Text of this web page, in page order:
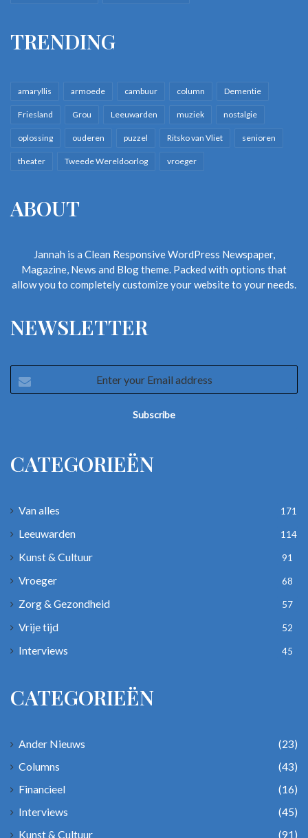
TRENDING
amaryllis armoede cambuur column Dementie
Friesland Grou Leeuwarden muziek nostalgie
oplossing ouderen puzzel Ritsko van Vliet senioren
theater Tweede Wereldoorlog vroeger
ABOUT
Jannah is a Clean Responsive WordPress Newspaper,
Magazine, News and Blog theme. Packed with options that
allow you to completely customize your website to your needs.
NEWSLETTER
your
CATEGORIEËN
Van alles 171
Leeuwarden 114
Kunst & Cultuur 91
Vroeger 68
Zorg & Gezondheid 57
Vrije tijd 52
Interviews 45
CATEGORIEËN
Ander Nieuws
(23)
Columns
(43)
Financieel
(16)
Interviews
(45)
Kunst & Cultuur
(91)